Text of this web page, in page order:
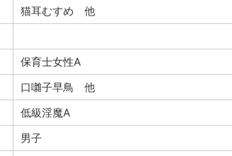
猫耳むすめ 他
保育士女性A
口囃子早鳥 他
低級淫魔A
男子